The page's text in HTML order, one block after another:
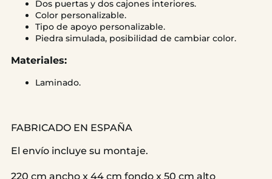
Dos puertas y dos cajones interiores.
Color personalizable.
Tipo de apoyo personalizable.
Piedra simulada, posibilidad de cambiar color.
Materiales:
Laminado.
FABRICADO EN ESPAÑA
El envío incluye su montaje.
220 cm ancho x 44 cm fondo x 50 cm alto